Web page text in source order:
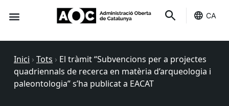
CA
Inici › Tots › El tràmit “Subvencions per a projectes
quadriennals de recerca en matèria d’arqueologia i
paleontologia” s’ha publicat a EACAT